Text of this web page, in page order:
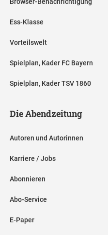
Ess-Klasse
Vorteilswelt
Spielplan, Kader FC Bayern
Spielplan, Kader TSV 1860
Die Abendzeitung
Autoren und Autorinnen
Karriere / Jobs
Abonnieren
Abo-Service
E-Paper